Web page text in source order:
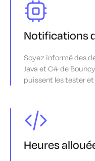
Notifications
Soyez informé des
Java et C# de
puissent les tester
Heures